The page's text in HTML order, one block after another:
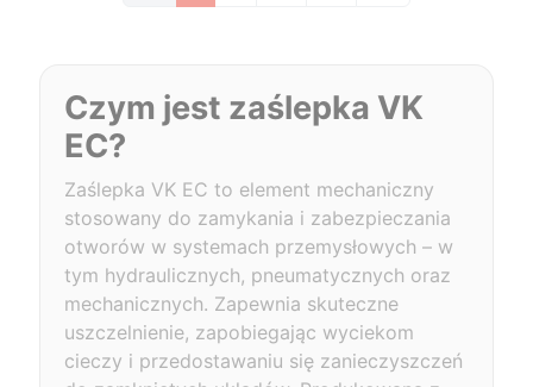
Czym jest zaślepka VK
EC?
Zaślepka VK EC to element mechaniczny
stosowany do zamykania i zabezpieczania
otworów w systemach przemysłowych – w
tym hydraulicznych, pneumatycznych oraz
mechanicznych. Zapewnia skuteczne
uszczelnienie, zapobiegając wyciekom
cieczy i przedostawaniu się zanieczyszczeń